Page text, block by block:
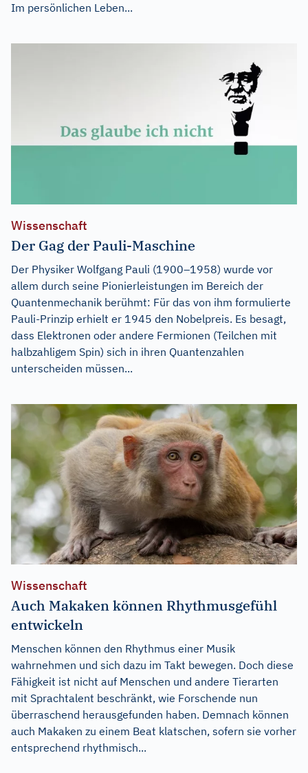
Im persönlichen Leben...
Wissenschaft
Der Gag der Pauli-Maschine
Der Physiker Wolfgang Pauli (1900–1958) wurde vor
allem durch seine Pionierleistungen im Bereich der
Quantenmechanik berühmt: Für das von ihm formulierte
Pauli-Prinzip erhielt er 1945 den Nobelpreis. Es besagt,
dass Elektronen oder andere Fermionen (Teilchen mit
halbzahligem Spin) sich in ihren Quantenzahlen
unterscheiden müssen...
Wissenschaft
Auch Makaken können Rhythmusgefühl
entwickeln
Menschen können den Rhythmus einer Musik
wahrnehmen und sich dazu im Takt bewegen. Doch diese
Fähigkeit ist nicht auf Menschen und andere Tierarten
mit Sprachtalent beschränkt, wie Forschende nun
überraschend herausgefunden haben. Demnach können
auch Makaken zu einem Beat klatschen, sofern sie vorher
entsprechend rhythmisch...